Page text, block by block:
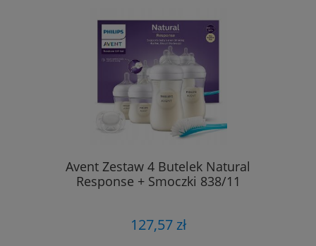
Avent Zestaw 4 Butelek Natural
Response + Smoczki 838/11
127,57 zł